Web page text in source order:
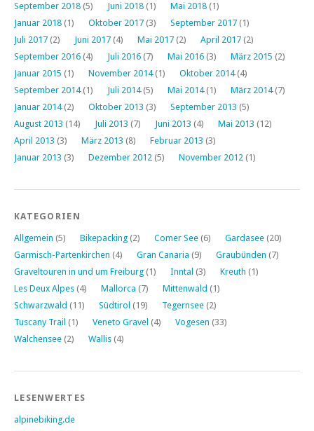
September 2018 (5) Juni 2018 (1) Mai 2018 (1)
Januar 2018 (1) Oktober 2017 (3) September 2017 (1)
Juli 2017 (2) Juni 2017 (4) Mai 2017 (2) April 2017 (2)
September 2016 (4) Juli 2016 (7) Mai 2016 (3) März 2015 (2)
Januar 2015 (1) November 2014(1) Oktober 2014(4)
September 2014(1) Juli 2014(5) Mai 2014(1) März 2014(7)
Januar 2014(2) Oktober 2013 (3) September 2013 (5)
August 2013 (14) Juli 2013 (7) Juni 2013 (4) Mai 2013 (12)
April 2013 (3) März 2013 (8) Februar 2013 (3)
Januar 2013 (3) Dezember 2012 (5) November 2012 (1)
KATEGORIEN
Allgemein (5) Bikepacking (2) Comer See (6) Gardasee (20)
Garmisch-Partenkirchen (4) Gran Canaria (9) Graubünden (7)
Graveltouren in und um Freiburg (1) Inntal (3) Kreuth (1)
Les Deux Alpes (4) Mallorca (7) Mittenwald (1)
Schwarzwald (11) Südtirol (19) Tegernsee (2)
Tuscany Trail (1) Veneto Gravel (4) Vogesen (33)
Walchensee (2) Wallis (4)
LESENWERTES
alpinebiking.de